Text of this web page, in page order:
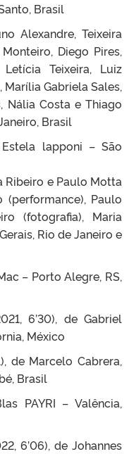
Brasil
Alexandre, Teixeira
Diego Pires,
Teixeira, Luiz
Marília Gabriela Sales,
Nália Costa e Thiago
Brasil
lapponi – São
Ribeiro e Paulo Motta
Paulo
(fotografia), Maria
Rio de Janeiro e
– Porto Alegre, RS,
6’30), de Gabriel
México
de Marcelo Cabrera,
Brasil
PAYRI – Valência,
6’06), de Johannes